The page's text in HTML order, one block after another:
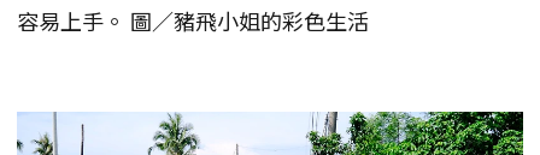
容易上手。 圖／豬飛小姐的彩色生活